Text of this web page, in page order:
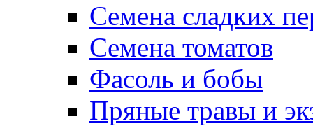
Семена сладких
Семена томатов
Фасоль и бобы
Пряные травы и